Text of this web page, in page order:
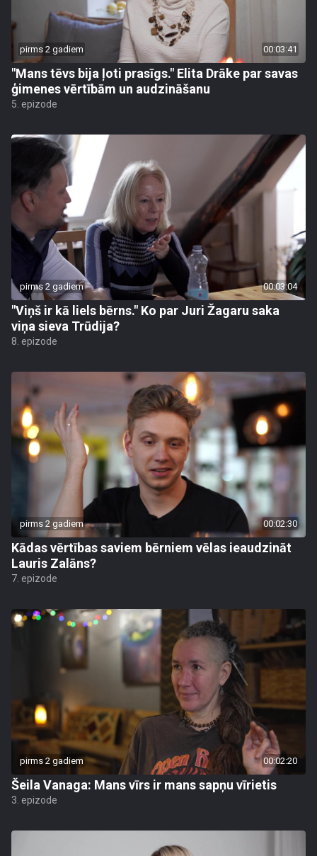
pirms 2 gadiem 00:03:41
"Mans tēvs bija ļoti prasīgs." Elita Drāke par savas
ģimenes vērtībām un audzināšanu
5. epizode
pirms 2 gadiem 00:03:04
"Viņš ir kā liels bērns." Ko par Juri Žagaru saka
viņa sieva Trūdija?
8. epizode
pirms 2 gadiem 00:02:30
Kādas vērtības saviem bērniem vēlas ieaudzināt
Lauris Zalāns?
7. epizode
pirms 2 gadiem 00:02:20
Šeila Vanaga: Mans vīrs ir mans sapņu vīrietis
3. epizode